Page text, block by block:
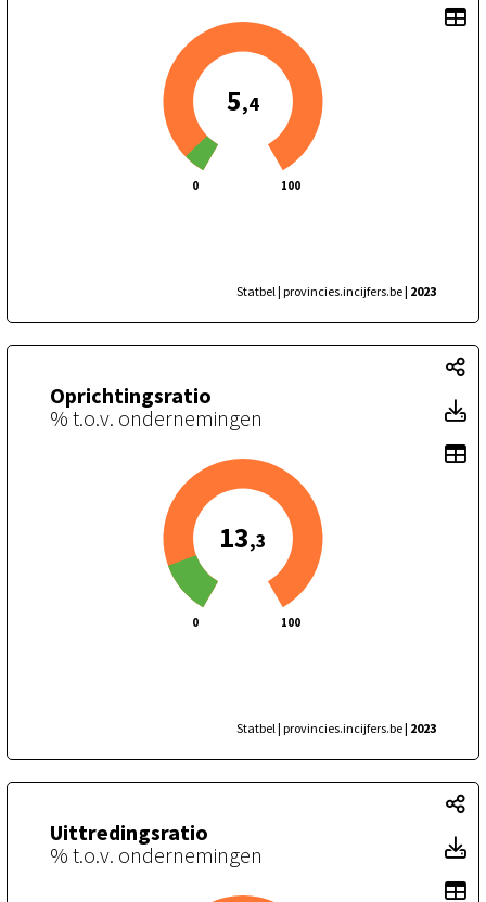
0 100
5,4
Statbel | provincies.incijfers.be| 2023
Oprichtingsratio
% t.o.v. ondernemingen
0 100
13,3
Statbel | provincies.incijfers.be| 2023
Uittredingsratio
% t.o.v. ondernemingen